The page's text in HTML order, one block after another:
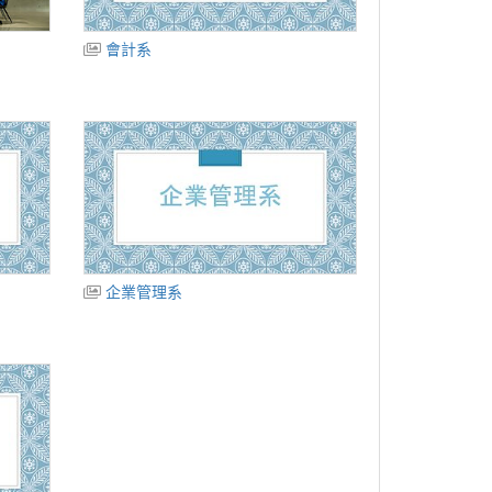
會計系
企業管理系